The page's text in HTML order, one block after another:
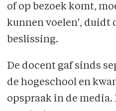
of op bezoek komt,
kunnen voelen', duidt
beslissing.
De docent gaf sinds
de hogeschool en
opspraak in de